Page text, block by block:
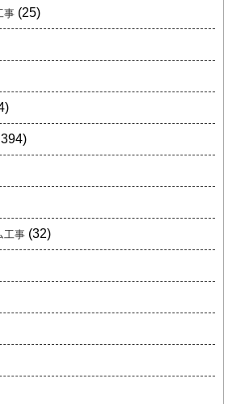
事 (25)
工事 (32)